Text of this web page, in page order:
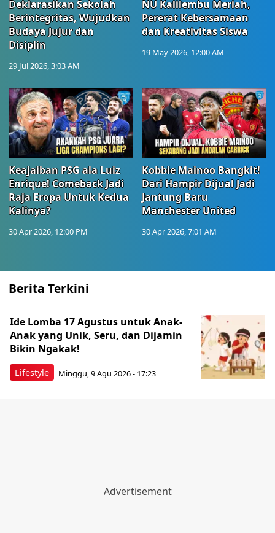
Deklarasikan Sekolah
Berintegritas, Wujudkan
Budaya Jujur dan
Disiplin
29 Jul 2026, 3:03 AM
NU Kalilembu Meriah,
Pererat Kebersamaan
dan Kreativitas Siswa
19 May 2026, 12:00 AM
Keajaiban PSG ala Luiz
Enrique! Comeback Jadi
Raja Eropa Untuk Kedua
Kalinya?
30 Apr 2026, 12:00 PM
Kobbie Mainoo Bangkit!
Dari Hampir Dijual Jadi
Jantung Baru
Manchester United
30 Apr 2026, 7:01 AM
Berita Terkini
Lifestyle
Ide Lomba 17 Agustus untuk Anak-
Anak yang Unik, Seru, dan Dijamin
Bikin Ngakak!
Minggu, 9 Agu 2026 - 17:23